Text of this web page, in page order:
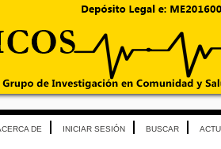
DE INICIAR SESIÓN BUSCAR